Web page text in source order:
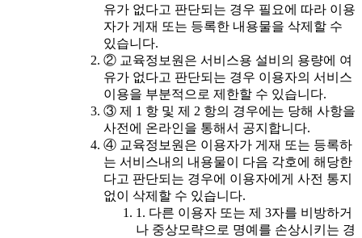
유가 없다고 판단되는 경우 필요에 따라 이용
자가 게재 또는 등록한 내용물을 삭제할 수
있습니다.
② 교육정보원은 서비스용 설비의 용량에 여
유가 없다고 판단되는 경우 이용자의 서비스
이용을 부분적으로 제한할 수 있습니다.
③ 제 1 항 및 제 2 항의 경우에는 당해 사항을
사전에 온라인을 통해서 공지합니다.
④ 교육정보원은 이용자가 게재 또는 등록하
는 서비스내의 내용물이 다음 각호에 해당한
다고 판단되는 경우에 이용자에게 사전 통지
없이 삭제할 수 있습니다.
1. 다른 이용자 또는 제 3자를 비방하거
나 중상모략으로 명예를 손상시키는 경